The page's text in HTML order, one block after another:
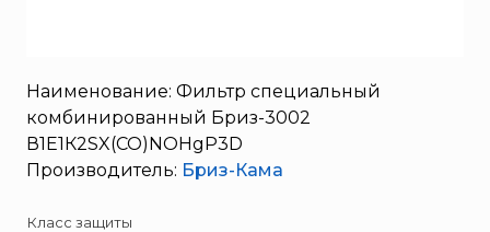
АО «КОРПОРАЦИЯ
«РОСХИМЗАЩИТА»
АО «Тамбовмаш»
АРТИ
Наименование: Фильтр специальный
комбинированный Бриз-3002
В1Е1К2SX(CO)NOHgP3D
Производитель: Бриз-Кама
Класс защиты